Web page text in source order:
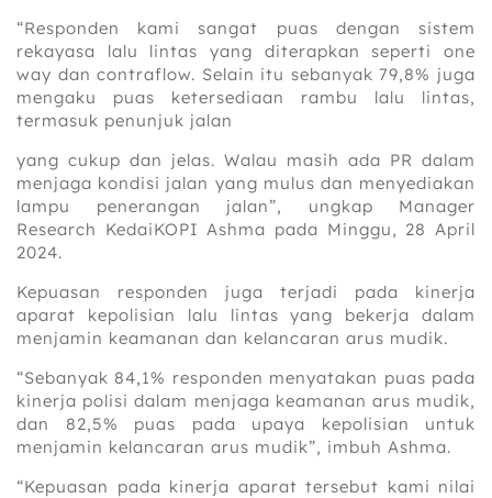
“Responden kami sangat puas dengan sistem
rekayasa lalu lintas yang diterapkan seperti one
way dan contraflow. Selain itu sebanyak 79,8% juga
mengaku puas ketersediaan rambu lalu lintas,
termasuk penunjuk jalan
yang cukup dan jelas. Walau masih ada PR dalam
menjaga kondisi jalan yang mulus dan menyediakan
lampu penerangan jalan”, ungkap Manager
Research KedaiKOPI Ashma pada Minggu, 28 April
2024.
Kepuasan responden juga terjadi pada kinerja
aparat kepolisian lalu lintas yang bekerja dalam
menjamin keamanan dan kelancaran arus mudik.
“Sebanyak 84,1% responden menyatakan puas pada
kinerja polisi dalam menjaga keamanan arus mudik,
dan 82,5% puas pada upaya kepolisian untuk
menjamin kelancaran arus mudik”, imbuh Ashma.
“Kepuasan pada kinerja aparat tersebut kami nilai